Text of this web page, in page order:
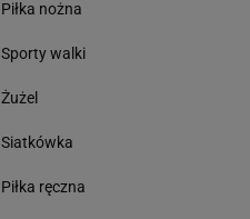
Piłka nożna
Sporty walki
Żużel
Siatkówka
Piłka ręczna